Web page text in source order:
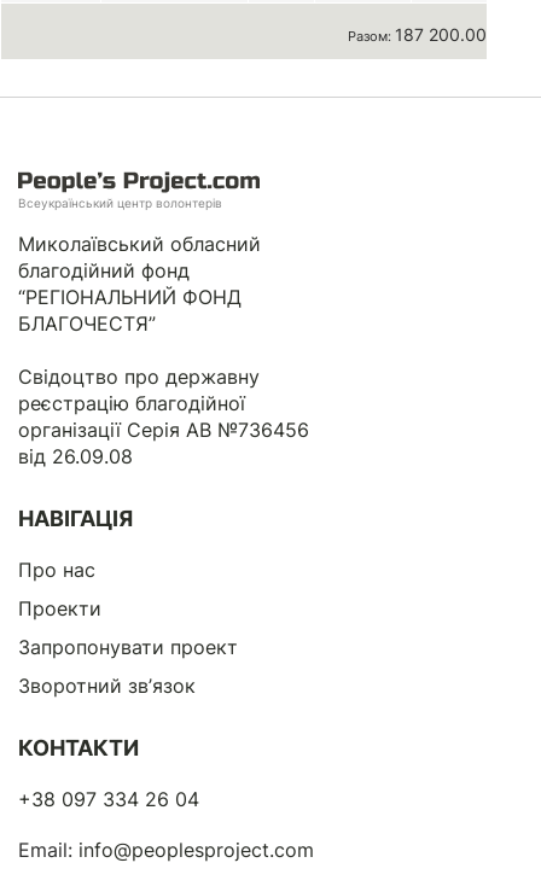
Разом: 187 200.00 грн
Всеукраїнський центр волонтерів
Миколаївський обласний
благодійний фонд
“РЕГІОНАЛЬНИЙ ФОНД
БЛАГОЧЕСТЯ”
Свідоцтво про державну
реєстрацію благодійної
організації Серія АВ №736456
від 26.09.08
НАВІГАЦІЯ
Про нас
Проекти
Запропонувати проект
Зворотний зв’язок
КОНТАКТИ
+38 097 334 26 04
Email: info@peoplesproject.com